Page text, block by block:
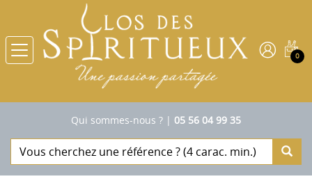
0
Qui sommes-nous ? | 05 56 04 99 35